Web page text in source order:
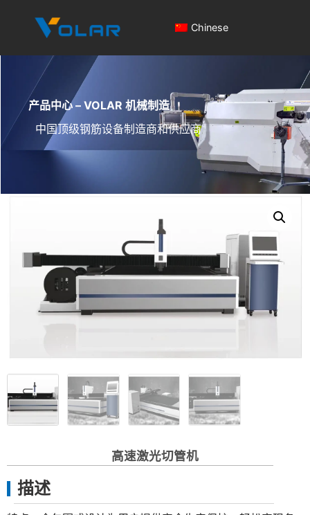
Chinese
产品中心 – VOLAR 机械制造
中国顶级钢筋设备制造商和供应商
高速激光切管机
描述